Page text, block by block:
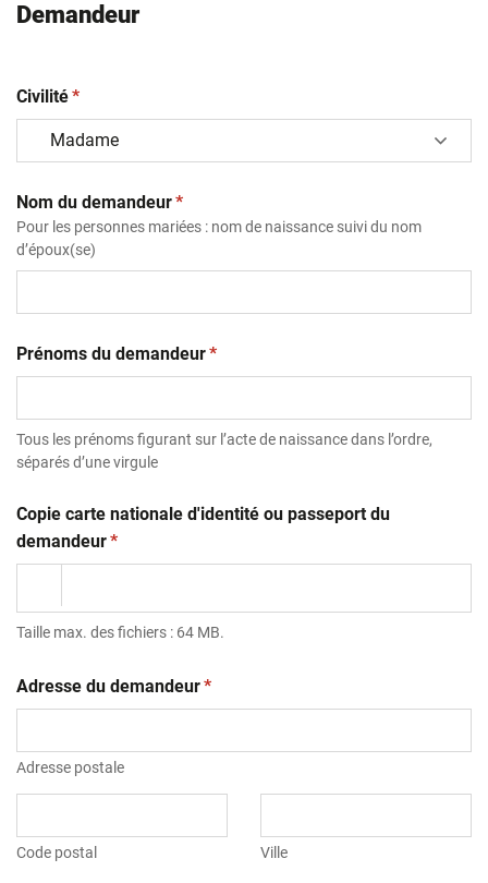
Demandeur
Civilité(obligatoire)
*
Nom du demandeur(obligatoire)
*
Pour les personnes mariées : nom de naissance suivi du nom
d’époux(se)
Prénoms du demandeur(obligatoire)
*
Tous les prénoms figurant sur l’acte de naissance dans l’ordre,
séparés d’une virgule
Copie carte nationale d'identité ou passeport du
demandeur(obligatoire)
*
Taille max. des fichiers : 64 MB.
Adresse du demandeur(obligatoire)
*
Adresse postale
Code postal Ville